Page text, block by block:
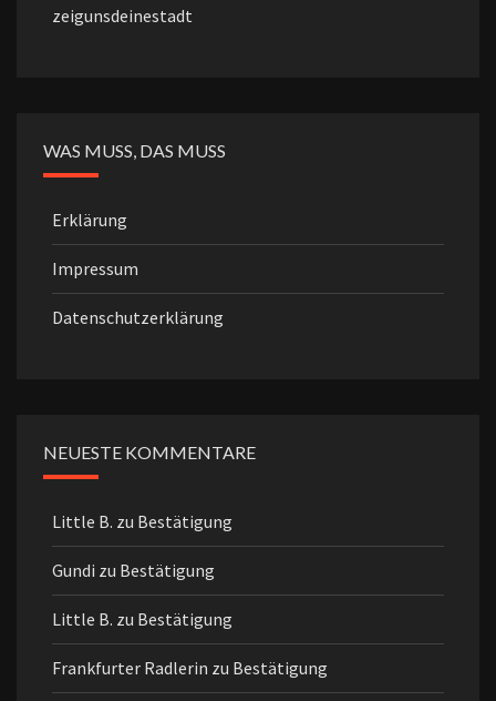
zeigunsdeinestadt
WAS MUSS, DAS MUSS
Erklärung
Impressum
Datenschutzerklärung
NEUESTE KOMMENTARE
Little B. zu Bestätigung
Gundi zu Bestätigung
Little B. zu Bestätigung
Frankfurter Radlerin zu Bestätigung